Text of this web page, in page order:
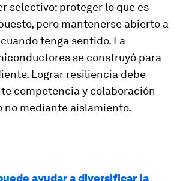
selectivo: proteger lo que es
pero mantenerse abierto a
tenga sentido. La
se construyó para
Lograr resiliencia debe
competencia y colaboración
no mediante aislamiento.
ayudar a diversificar la